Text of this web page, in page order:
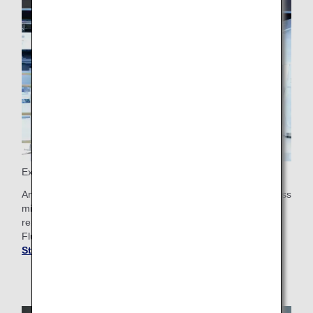
Express-Sicherheitskontrolle
An einigen Flughäfen können Passagiere der Business Class
mit Fast Track einchecken, was die Sicherheitskontrolle
reibungsloser gestaltet. Bitte informieren Sie sich im
Flughafenführer für Ihren Abflughafen.
Stadtinfos erhalten